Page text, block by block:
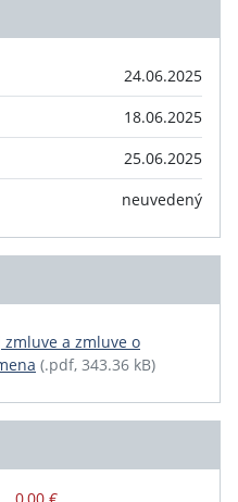
24.06.2025
18.06.2025
25.06.2025
neuvedený
a zmluve o
(.pdf, 343.36 kB)